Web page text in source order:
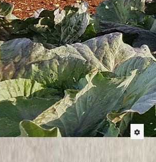
MITOMED+
EU
U TIRANI
Hitova: 3880
Dana 20. i 21. 11. 2018. dr. sc. Kristina Brščić